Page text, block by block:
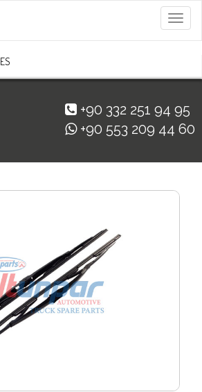
Menü
ES
+90 332 251 94 95
+90 553 209 44 60